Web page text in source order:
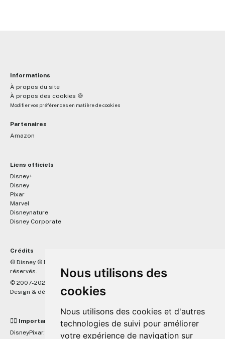
Nous utilisons des
cookies
Nous utilisons des cookies et d'autres
technologies de suivi pour améliorer
votre expérience de navigation sur
Informations
À propos du site
À propos des cookies 🍪
Modifier vos préférences en matière de cookies
Partenaires
Amazon
Liens officiels
Disney+
Disney
Pixar
Marvel
Disneynature
Disney Corporate
Crédits
© Disney © Disney/Pixar © &
réservés.
© 2007-2026 DisneyPixar.fr
Design & développement : MonsieurPaul
☝🏼 Important
DisneyPixar.fr est un site indépendant et n'est en aucun cas lié de